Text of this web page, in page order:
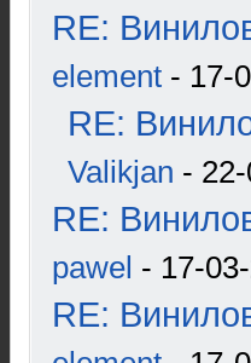
RE:
element - 17-
RE:
Valikjan -
RE:
pawel - 17-
RE: